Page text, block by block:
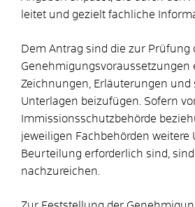
leitet und gezielt fachliche
Dem Antrag sind die zur Prüfung
Genehmigungsvoraussetzungen
Zeichnungen, Erläuterungen und
Unterlagen beizufügen. Sofern
Immissionsschutzbehörde
jeweiligen Fachbehörden weitere
Beurteilung erforderlich sind,
nachzureichen.